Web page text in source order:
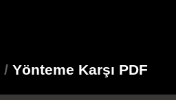
/ Yönteme Karşı PDF